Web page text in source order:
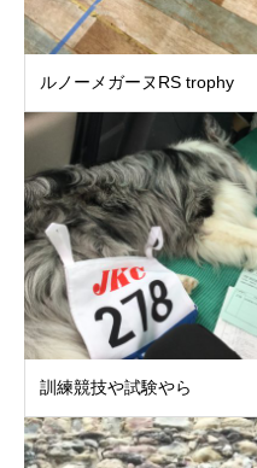
ルノーメガーヌRS trophy
訓練競技や試験やら